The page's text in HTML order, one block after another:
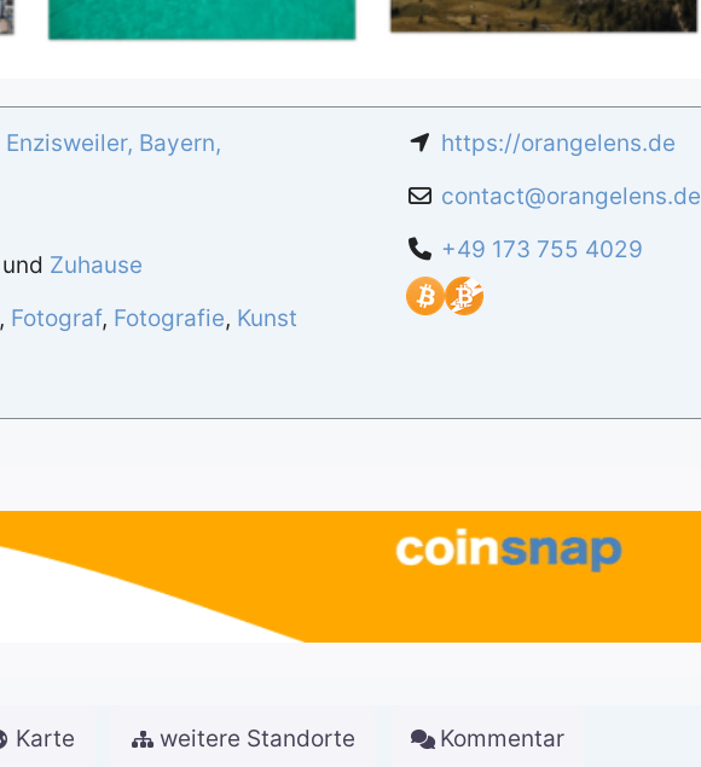
Enzisweiler, Bayern,
und Zuhause
, Fotograf, Fotografie, Kunst
https://orangelens.de
contact@orangelens.de
+49 173 755 4029
Karte weitere Standorte Kommentar